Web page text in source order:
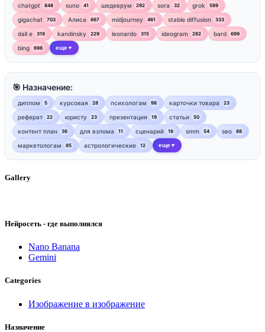
chatgpt 848 suno 41 шедеврум 292 sora 32 grok 589
gigachat 703 Алиса 667 midjourney 461 stable diffusion 333
dall e 319 kandinsky 229 leonardo 315 ideogram 282 bard 699
bing 698 еще ▼
🎯 Назначение:
диплом 5 курсовая 28 психологам 98 карточки товара 23
реферат 22 юристу 23 презентация 19 статьи 50
контент план 36 для взлома 11 сценарий 16 smm 54 seo 88
маркетологам 85 астрологические 12 еще ▼
Gallery
Нейросеть - где выполнялся
Nano Banana
Gemini
Categories
Изображение в изображение
Назначение